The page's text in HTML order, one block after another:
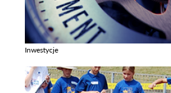
Inwestycje